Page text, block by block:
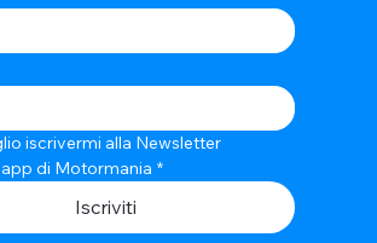
iscrivermi alla Newsletter
di Motormania *
Iscriviti